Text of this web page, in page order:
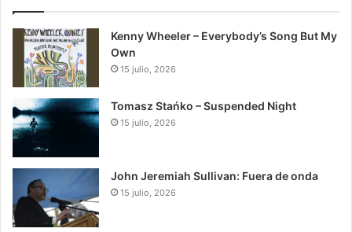
Kenny Wheeler – Everybody’s Song But My
Own
15 julio, 2026
Tomasz Stańko – Suspended Night
15 julio, 2026
John Jeremiah Sullivan: Fuera de onda
15 julio, 2026